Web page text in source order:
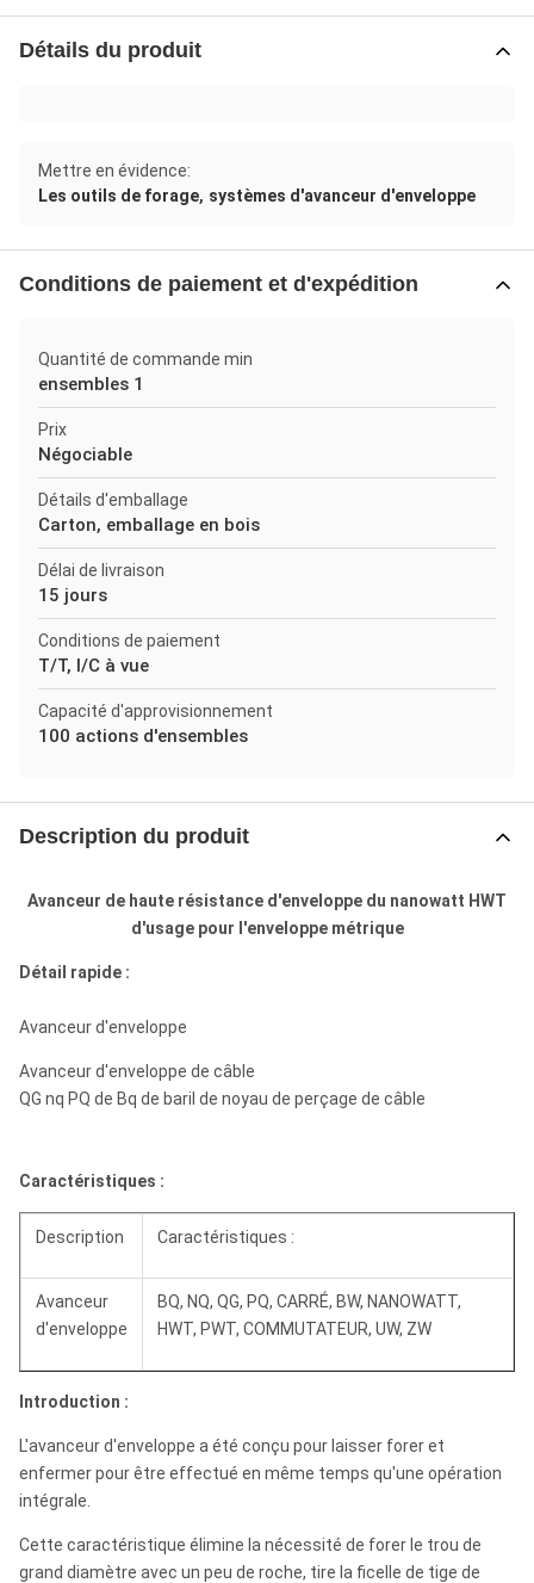
Détails du produit
Mettre en évidence:
Les outils de forage, systèmes d'avanceur d'enveloppe
Conditions de paiement et d'expédition
Quantité de commande min
ensembles 1
Prix
Négociable
Détails d'emballage
Carton, emballage en bois
Délai de livraison
15 jours
Conditions de paiement
T/T, l/C à vue
Capacité d'approvisionnement
100 actions d'ensembles
Description du produit
Avanceur de haute résistance d'enveloppe du nanowatt HWT
d'usage pour l'enveloppe métrique
Détail rapide :
Avanceur d'enveloppe
Avanceur d'enveloppe de câble
QG nq PQ de Bq de baril de noyau de perçage de câble
Caractéristiques :
Description Caractéristiques :
Avanceur
d'enveloppe
BQ, NQ, QG, PQ, CARRÉ, BW, NANOWATT,
HWT, PWT, COMMUTATEUR, UW, ZW
Introduction :
L'avanceur d'enveloppe a été conçu pour laisser forer et
enfermer pour être effectué en même temps qu'une opération
intégrale.
Cette caractéristique élimine la nécessité de forer le trou de
grand diamètre avec un peu de roche, tire la ficelle de tige de